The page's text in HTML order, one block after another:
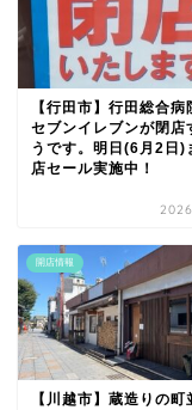
【行田市】行田総合病
セブンイレブンが閉店
うです。明日(6月2日)
店セール実施中！
開店情報
【川越市】蔵造りの町